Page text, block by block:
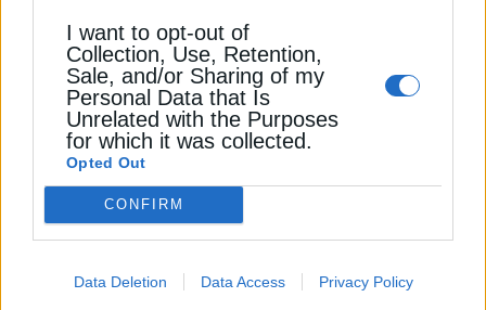
I want to opt-out of
Collection, Use, Retention,
Sale, and/or Sharing of my
Personal Data that Is
Unrelated with the Purposes
for which it was collected.
Opted Out
CONFIRM
Data Deletion Data Access Privacy Policy
ΕΠΙΧΕΙΡΗΣΕΙΣ
Metlen: “Στην πρίζα” μπαταρία 48 ΜW